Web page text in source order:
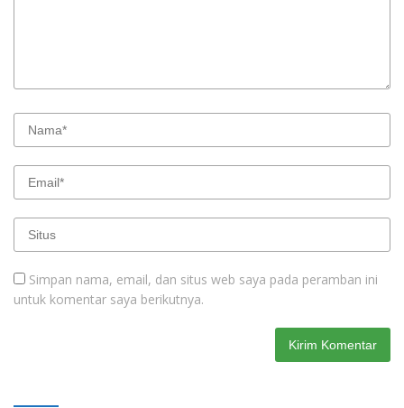
Simpan nama, email, dan situs web saya pada peramban ini
untuk komentar saya berikutnya.